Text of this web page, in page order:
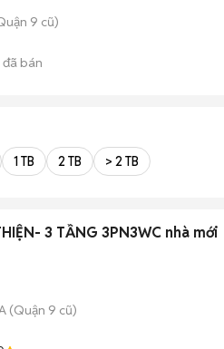
9 cũ)
đã bán
1 TB 2 TB > 2 TB
3 TẦNG 3PN3WC nhà mới
(Quận 9 cũ)